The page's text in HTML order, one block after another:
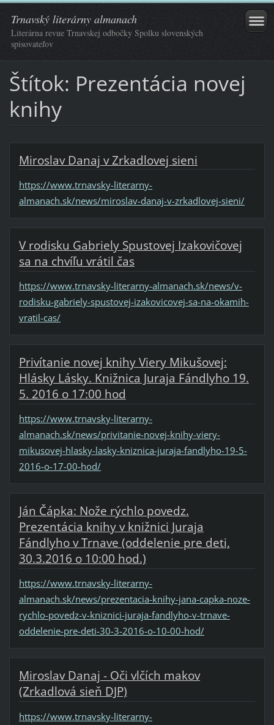
Trnavský literárny almanach
Literárna revue Trnavskej odbočky Spolku slovenských
spisovateľov
Štítok: Prezentácia novej
knihy
Miroslav Danaj v Zrkadlovej sieni
https://www.trnavsky-literarny-
almanach.sk/news/miroslav-danaj-v-zrkadlovej-sieni/
V rodisku Gabriely Spustovej Izakovičovej
sa na chvíľu vrátil čas
https://www.trnavsky-literarny-almanach.sk/news/v-
rodisku-gabriely-spustovej-izakovicovej-sa-na-okamih-
vratil-cas/
Privítanie novej knihy Viery Mikušovej:
Hlásky Lásky. Knižnica Juraja Fándlyho 19.
5. 2016 o 17:00 hod
https://www.trnavsky-literarny-
almanach.sk/news/privitanie-novej-knihy-viery-
mikusovej-hlasky-lasky-kniznica-juraja-fandlyho-19-5-
2016-o-17-00-hod/
Ján Čápka: Nože rýchlo povedz.
Prezentácia knihy v knižnici Juraja
Fándlyho v Trnave (oddelenie pre deti,
30.3.2016 o 10:00 hod.)
https://www.trnavsky-literarny-
almanach.sk/news/prezentacia-knihy-jana-capka-noze-
rychlo-povedz-v-kniznici-juraja-fandlyho-v-trnave-
oddelenie-pre-deti-30-3-2016-o-10-00-hod/
Miroslav Danaj - Oči vlčích makov
(Zrkadlová sieň DJP)
https://www.trnavsky-literarny-